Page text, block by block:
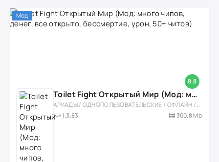
8.8
Мод
Toilet Fight Открытый Мир (Мод: много чипов, денег, все открыто, бессмертие, урон, 50+ читов)
АРКАДЫ / ОДНОПОЛЬЗОВАТЕЛЬСКИЕ / ОФЛАЙН / МОД / РОЛЕВЫЕ / ШУТЕРЫ / ОТКРЫТЫЙ МИР / ВСТРОЕННЫЙ КЕШ / 3D / ЭКШЕНЫ / ТУАЛЕТНЫЕ ВОЙНЫ / ДЛЯ ДЕТЕЙ
1.3.83
300,8 Mb